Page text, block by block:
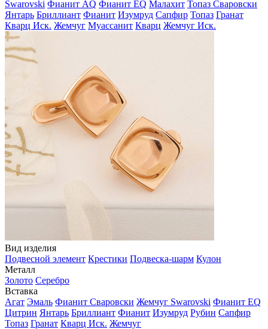
Swarovski Фианит AQ Фианит EQ Малахит Топаз Сваровски
Янтарь Бриллиант Фианит Изумруд Сапфир Топаз Гранат
Кварц Иск. Жемчуг Муассанит Кварц Жемчуг Иск.
Вид изделия
Подвесной элемент Крестики Подвеска-шарм Кулон
Металл
Золото Серебро
Вставка
Агат Эмаль Фианит Сваровски Жемчуг Swarovski Фианит EQ
Цитрин Янтарь Бриллиант Фианит Изумруд Рубин Сапфир
Топаз Гранат Кварц Иск. Жемчуг